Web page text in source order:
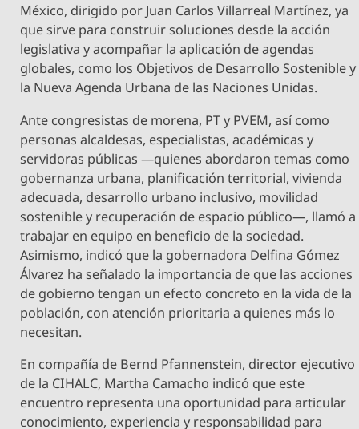
México, dirigido por Juan Carlos Villarreal Martínez, ya
que sirve para construir soluciones desde la acción
legislativa y acompañar la aplicación de agendas
globales, como los Objetivos de Desarrollo Sostenible y
la Nueva Agenda Urbana de las Naciones Unidas.
Ante congresistas de morena, PT y PVEM, así como
personas alcaldesas, especialistas, académicas y
servidoras públicas —quienes abordaron temas como
gobernanza urbana, planificación territorial, vivienda
adecuada, desarrollo urbano inclusivo, movilidad
sostenible y recuperación de espacio público—, llamó a
trabajar en equipo en beneficio de la sociedad.
Asimismo, indicó que la gobernadora Delfina Gómez
Álvarez ha señalado la importancia de que las acciones
de gobierno tengan un efecto concreto en la vida de la
población, con atención prioritaria a quienes más lo
necesitan.
En compañía de Bernd Pfannenstein, director ejecutivo
de la CIHALC, Martha Camacho indicó que este
encuentro representa una oportunidad para articular
conocimiento, experiencia y responsabilidad para